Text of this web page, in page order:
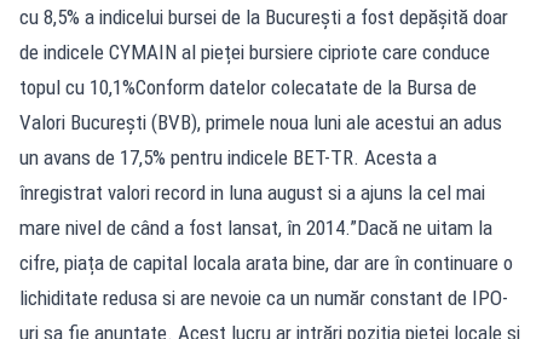
cu 8,5% a indicelui bursei de la București a fost depășită doar
de indicele CYMAIN al pieței bursiere cipriote care conduce
topul cu 10,1%Conform datelor colecatate de la Bursa de
Valori București (BVB), primele noua luni ale acestui an adus
un avans de 17,5% pentru indicele BET-TR. Acesta a
înregistrat valori record in luna august si a ajuns la cel mai
mare nivel de când a fost lansat, în 2014.”Dacă ne uitam la
cifre, piața de capital locala arata bine, dar are în continuare o
lichiditate redusa si are nevoie ca un număr constant de IPO-
uri sa fie anunțate. Acest lucru ar intrări poziția pieței locale și